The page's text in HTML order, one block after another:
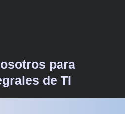
para
de TI